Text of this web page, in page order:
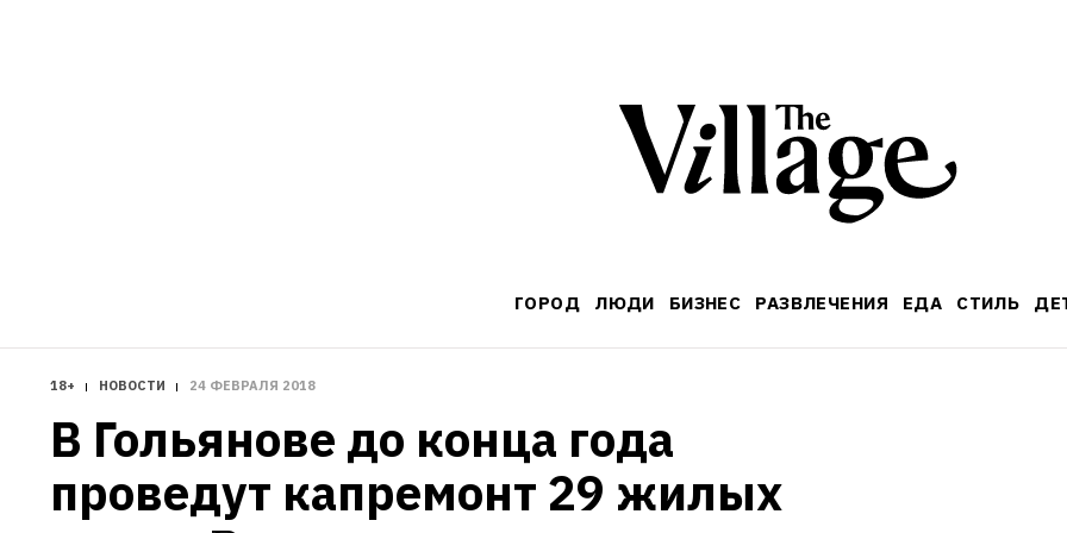
ГОРОД ЛЮДИ БИЗНЕС РАЗВЛЕЧЕНИЯ ЕДА СТИЛЬ
18+ НОВОСТИ 24 ФЕВРАЛЯ 2018
В Гольянове до конца года
проведут капремонт 29 жилых